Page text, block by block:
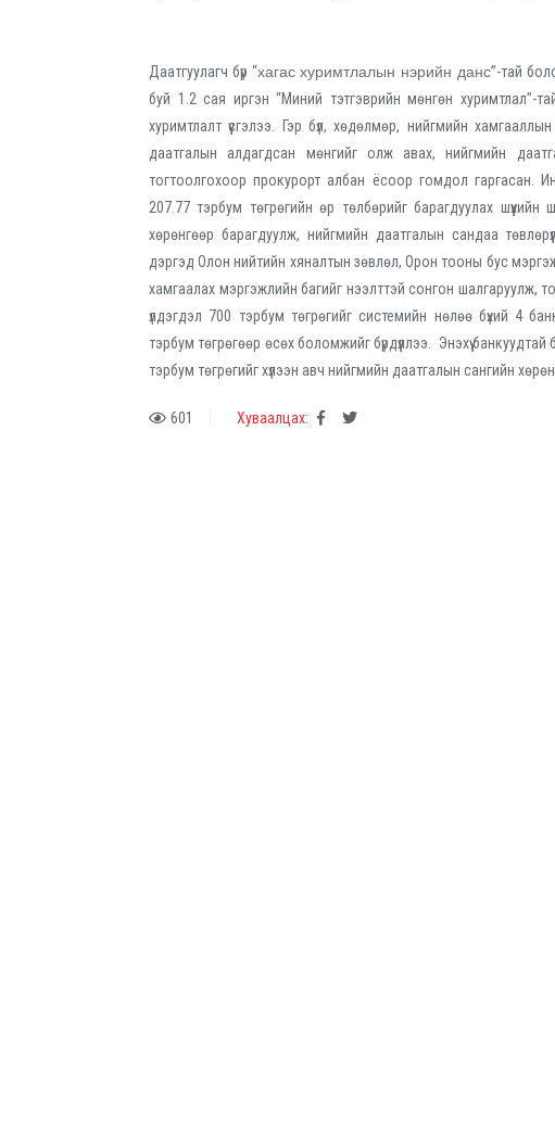
Даатгуулагч бүр “хагас хуримтлалын нэрийн данс”-тай
буй 1.2 сая иргэн “Миний тэтгэврийн мөнгөн хуримтлал”-
хуримтлалт үүсгэлээ. Гэр бүл, хөдөлмөр, нийгмийн
даатгалын алдагдсан мөнгийг олж авах, нийгмийн
тогтоолгохоор прокурорт албан ёсоор гомдол гаргасан.
207.77 тэрбум төгрөгийн өр төлбөрийг барагдуулах
хөрөнгөөр барагдуулж, нийгмийн даатгалын сандаа
дэргэд Олон нийтийн хяналтын зөвлөл, Орон тооны бус
хамгаалах мэргэжлийн багийг нээлттэй сонгон шалгаруулж,
үлдэгдэл 700 тэрбум төгрөгийг системийн нөлөө бүхий 4
тэрбум төгрөгөөр өсөх боломжийг бүрдүүллээ. Энэхүү
тэрбум төгрөгийг хүлээн авч нийгмийн даатгалын сангийн
601 Хуваалцах: